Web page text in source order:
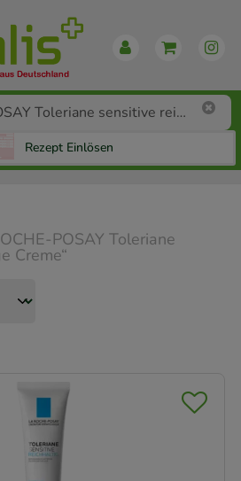
Rezept Einlösen
POSAY Toleriane
Creme“